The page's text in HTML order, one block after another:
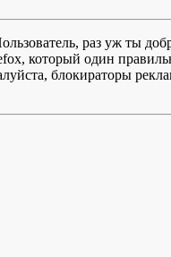
раз уж ты
который один
блокираторы